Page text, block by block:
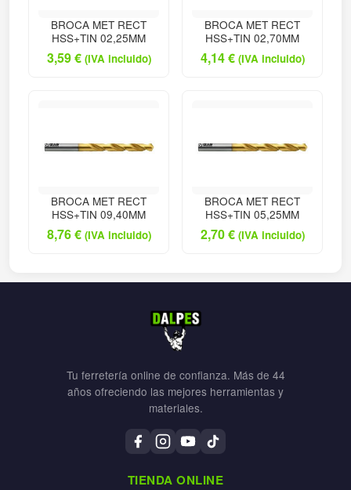
BROCA MET RECT
HSS+TIN 02,25MM
3,59€ (IVA incluido)
BROCA MET RECT
HSS+TIN 02,70MM
4,14€ (IVA incluido)
BROCA MET RECT
HSS+TIN 09,40MM
8,76€ (IVA incluido)
BROCA MET RECT
HSS+TIN 05,25MM
2,70€ (IVA incluido)
Tu ferretería online de confianza. Más de 44
años ofreciendo las mejores herramientas y
materiales.
TIENDA ONLINE